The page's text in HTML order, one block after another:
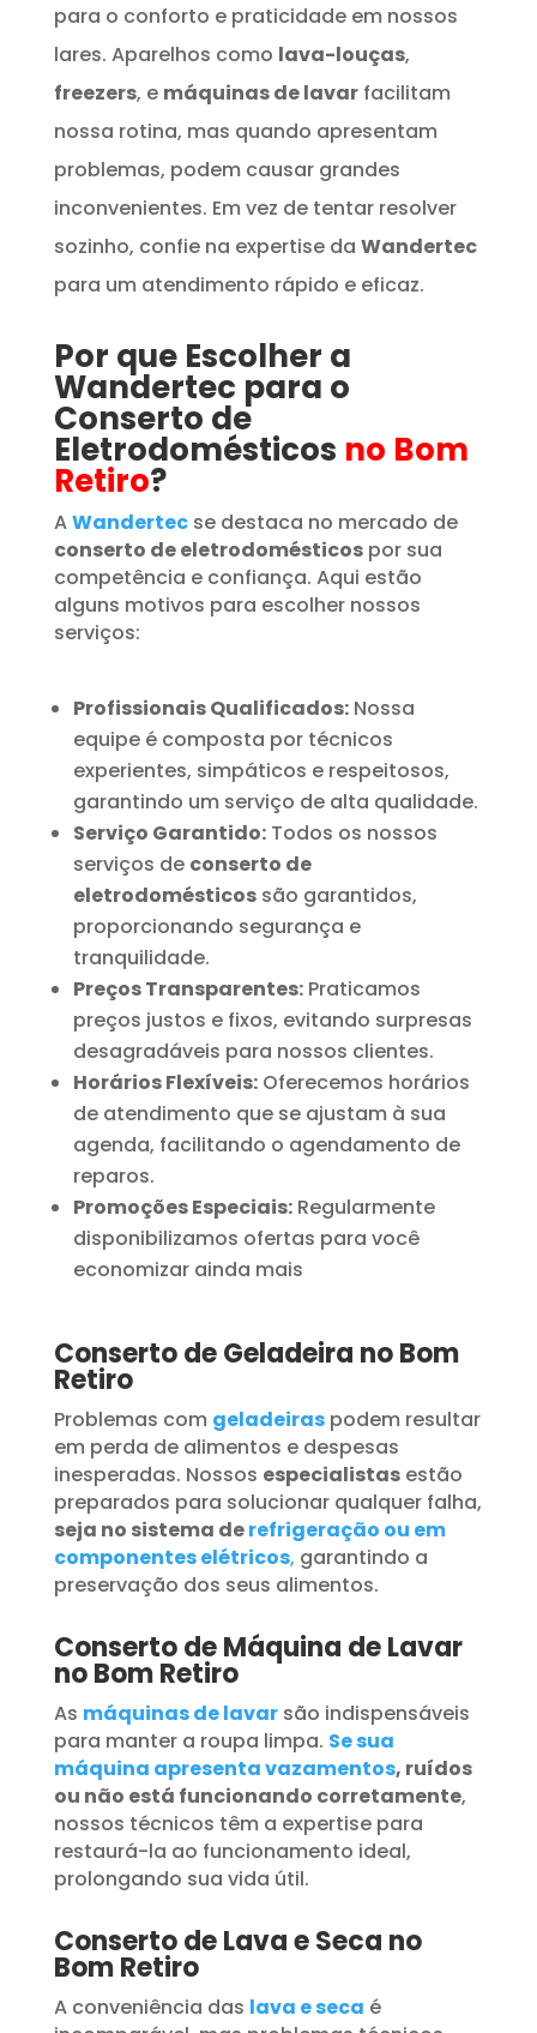
para o conforto e praticidade em nossos
lares. Aparelhos como lava-louças,
freezers, e máquinas de lavarfacilitam
nossa rotina, mas quando apresentam
problemas, podem causar grandes
inconvenientes. Em vez de tentar resolver
sozinho, confie na expertise da Wandertec
para um atendimento rápido e eficaz.
Por que Escolher a
Wandertec para o
Conserto de
Eletrodomésticos no Bom
Retiro?
AWandertecse destaca no mercado de
conserto de eletrodomésticospor sua
competência e confiança. Aqui estão
alguns motivos para escolher nossos
serviços:
Profissionais Qualificados:Nossa
equipe é composta por técnicos
experientes, simpáticos e respeitosos,
garantindo um serviço de alta qualidade.
Serviço Garantido:Todos os nossos
serviços de conserto de
eletrodomésticossão garantidos,
proporcionando segurança e
tranquilidade.
Preços Transparentes:Praticamos
preços justos e fixos, evitando surpresas
desagradáveis para nossos clientes.
Horários Flexíveis:Oferecemos horários
de atendimento que se ajustam à sua
agenda, facilitando o agendamento de
reparos.
Promoções Especiais:Regularmente
disponibilizamos ofertas para você
economizar ainda mais
Conserto de Geladeira no Bom
Retiro
Problemas com geladeiraspodem resultar
em perda de alimentos e despesas
inesperadas. Nossos especialistasestão
preparados para solucionar qualquer falha,
seja no sistema derefrigeração ou em
componentes elétricos, garantindo a
preservação dos seus alimentos.
Conserto de Máquina de Lavar
no Bom Retiro
As máquinas de lavar são indispensáveis
para manter a roupa limpa. Se sua
máquina apresenta vazamentos, ruídos
ou não está funcionando corretamente,
nossos técnicos têm a expertise para
restaurá-la ao funcionamento ideal,
prolongando sua vida útil.
Conserto de Lava e Seca no
Bom Retiro
A conveniência das lava e seca é